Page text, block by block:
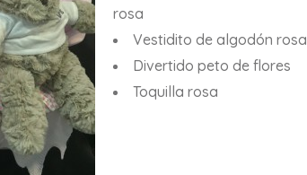
rosa
Vestidito de algodón rosa
Divertido peto de flores
Toquilla rosa